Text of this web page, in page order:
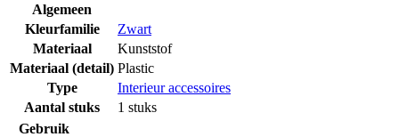
Algemeen
Kleurfamilie
Zwart
Materiaal
Kunststof
Materiaal (detail) Plastic
Type
Interieur accessoires
Aantal stuks
1 stuks
Gebruik